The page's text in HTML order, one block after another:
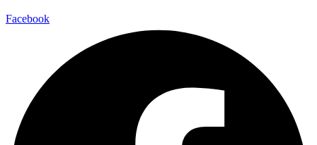
Facebook